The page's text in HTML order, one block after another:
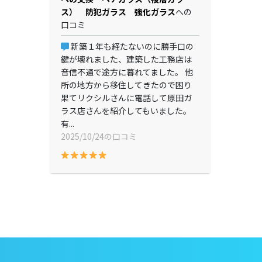
ス） 防犯ガラス 強化ガラスへの
口コミ
新築１年も経たないのに勝手口の
鍵が壊れました、建築した工務店は
音信不通で途方に暮れてました。 他
所の地方から移住してきたので困り
果てリクシルさんに電話して原田ガ
ラス店さんを紹介してもいました。
有...
2025/10/24の口コミ